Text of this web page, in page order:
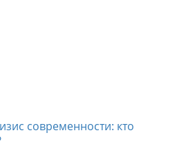
современности: кто